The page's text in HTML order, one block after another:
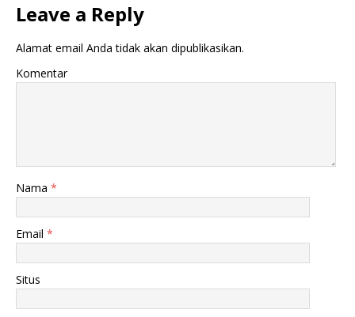
Leave a Reply
Alamat email Anda tidak akan dipublikasikan.
Komentar
Nama *
Email *
Situs